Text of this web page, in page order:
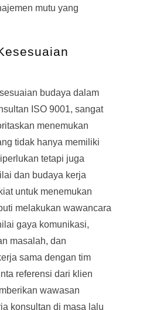
mutu yang
budaya dalam
ISO 9001, sangat
menemukan
tidak hanya memiliki
tetapi juga
dan budaya kerja
untuk menemukan
melakukan wawancara
gaya komunikasi,
masalah, dan
sama dengan tim
referensi dari klien
wawasan
konsultan di masa lalu